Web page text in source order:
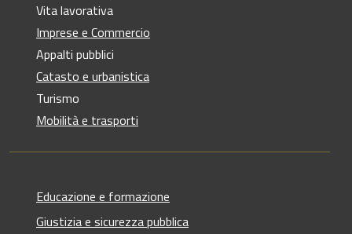
Vita lavorativa
Imprese e Commercio
Appalti pubblici
Catasto e urbanistica
Turismo
Mobilità e trasporti
Educazione e formazione
Giustizia e sicurezza pubblica